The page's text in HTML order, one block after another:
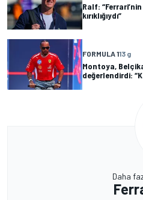
Ralf:
kırıklığıydı”
FORMULA 113 g
Montoya,
değerlendirdi:
Daha